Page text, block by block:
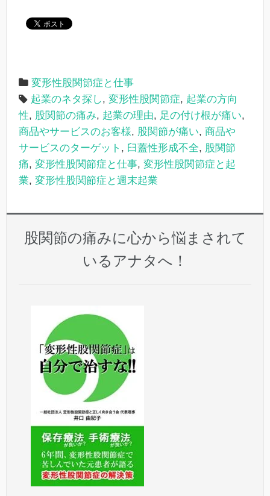
変形性股関節症と仕事
起業のネタ探し, 変形性股関節症, 起業の方向
性, 股関節の痛み, 起業の理由, 足の付け根が痛い,
商品やサービスのお客様, 股関節が痛い, 商品や
サービスのターゲット , 臼蓋性形成不全, 股関節
痛, 変形性股関節症と仕事, 変形性股関節症と起
業, 変形性股関節症と週末起業
股関節の痛みに心から悩まされて
いるアナタへ！